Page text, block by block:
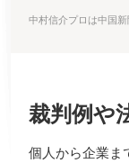
中村信介プロは中国
裁判例や
個人から企業ま